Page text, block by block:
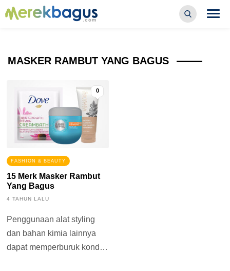
MASKER RAMBUT YANG BAGUS
0
FASHION & BEAUTY
15 Merk Masker Rambut
Yang Bagus
4 TAHUN LALU
Penggunaan alat styling
dan bahan kimia lainnya
dapat memperburuk kondisi